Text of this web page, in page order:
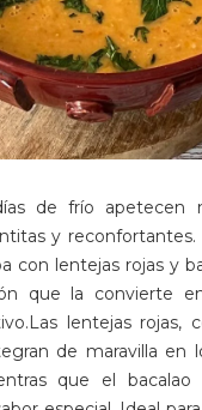
de frío apetecen
y
con lentejas rojas y
que la convierte
lentejas rojas,
de maravilla en
que el bacalao